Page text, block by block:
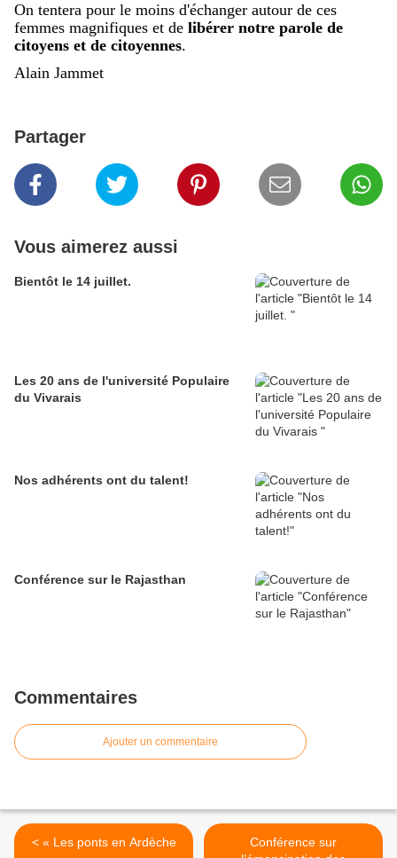
On tentera pour le moins d'échanger autour de ces
femmes magnifiques et de libérer notre parole de
citoyens et de citoyennes.
Alain Jammet
Partager
Vous aimerez aussi
Bientôt le 14 juillet.
Les 20 ans de l'université Populaire
du Vivarais
Nos adhérents ont du talent!
Conférence sur le Rajasthan
Commentaires
Ajouter un commentaire
< « Les ponts en Ardèche
Conférence sur